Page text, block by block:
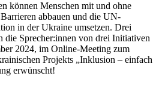
können Menschen mit und ohne
abbauen und die UN-
in der Ukraine umsetzen. Drei
die Sprecher:innen von drei Initiativen
2024, im Online-Meeting zum
Projekts „Inklusion – einfach
erwünscht!